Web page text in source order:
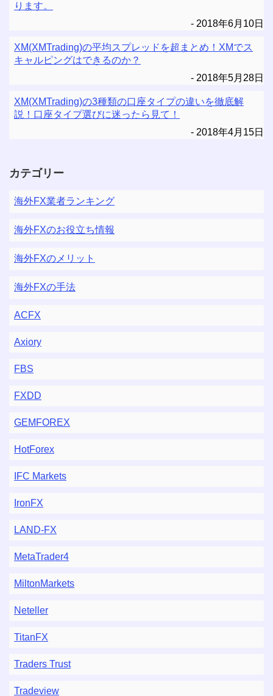
ります。
2018年6月10日
XM(XMTrading)の平均スプレッドを超まとめ！XMでス
キャルピングはできるのか？
2018年5月28日
XM(XMTrading)の3種類の口座タイプの違いを徹底解
説！口座タイプ選びに迷ったら見て！
2018年4月15日
カテゴリー
海外FX業者ランキング
海外FXのお役立ち情報
海外FXのメリット
海外FXの手法
ACFX
Axiory
FBS
FXDD
GEMFOREX
HotForex
IFC Markets
IronFX
LAND-FX
MetaTrader4
MiltonMarkets
Neteller
TitanFX
Traders Trust
Tradeview